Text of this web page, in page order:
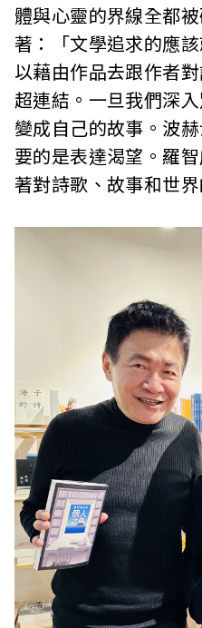
體與心靈的界線全都
著：「文學追求的應
以藉由作品去跟作者
超連結。一旦我們深
變成自己的故事。波
要的是表達渴望。羅
著對詩歌、故事和世界